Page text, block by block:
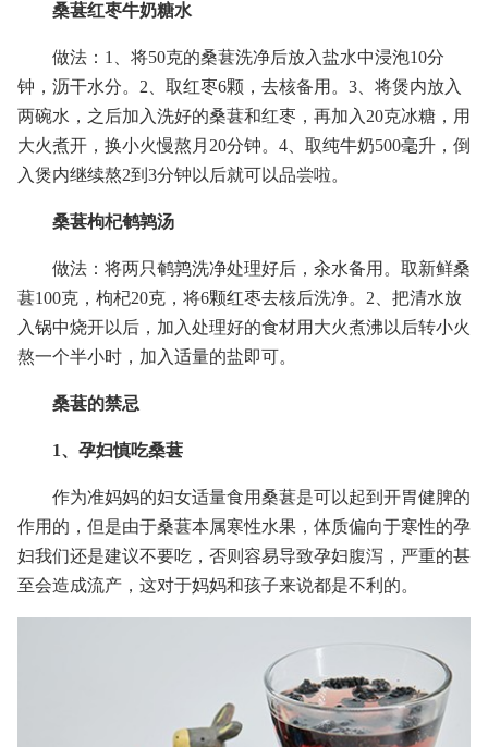
桑葚红枣牛奶糖水
做法：1、将50克的桑葚洗净后放入盐水中浸泡10分
钟，沥干水分。2、取红枣6颗，去核备用。3、将煲内放入
两碗水，之后加入洗好的桑葚和红枣，再加入20克冰糖，用
大火煮开，换小火慢熬月20分钟。4、取纯牛奶500毫升，倒
入煲内继续熬2到3分钟以后就可以品尝啦。
桑葚枸杞鹌鹑汤
做法：将两只鹌鹑洗净处理好后，汆水备用。取新鲜桑
葚100克，枸杞20克，将6颗红枣去核后洗净。2、把清水放
入锅中烧开以后，加入处理好的食材用大火煮沸以后转小火
熬一个半小时，加入适量的盐即可。
桑葚的禁忌
1、孕妇慎吃桑葚
作为准妈妈的妇女适量食用桑葚是可以起到开胃健脾的
作用的，但是由于桑葚本属寒性水果，体质偏向于寒性的孕
妇我们还是建议不要吃，否则容易导致孕妇腹泻，严重的甚
至会造成流产，这对于妈妈和孩子来说都是不利的。